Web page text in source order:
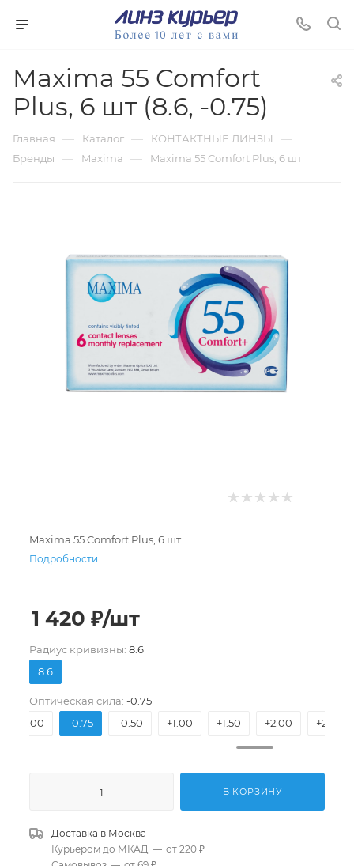
Maxima 55 Comfort
Plus, 6 шт (8.6, -0.75)
Главная — Каталог — КОНТАКТНЫЕ ЛИНЗЫ —
Бренды — Maxima — Maxima 55 Comfort Plus, 6 шт
Maxima 55 Comfort Plus, 6 шт
Подробности
1 420 ₽/шт
Pадиус кривизны: 8.6
8.6
Оптическая сила: -0.75
-1.00
-0.75 -0.50 +1.00 +1.50 +2.00 +2.50
В КОРЗИНУ
Доставка в Москва
Курьером до МКАД — от 220 ₽